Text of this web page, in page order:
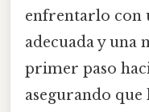
enfrentarlo con
adecuada y una
primer paso
asegurando